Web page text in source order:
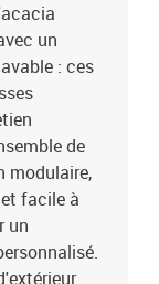
un
: ces
de
modulaire,
facile à
un